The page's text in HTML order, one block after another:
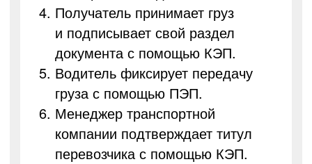
Получатель принимает груз
и подписывает свой раздел
документа с помощью КЭП.
Водитель фиксирует передачу
груза с помощью ПЭП.
Менеджер транспортной
компании подтверждает титул
перевозчика с помощью КЭП.